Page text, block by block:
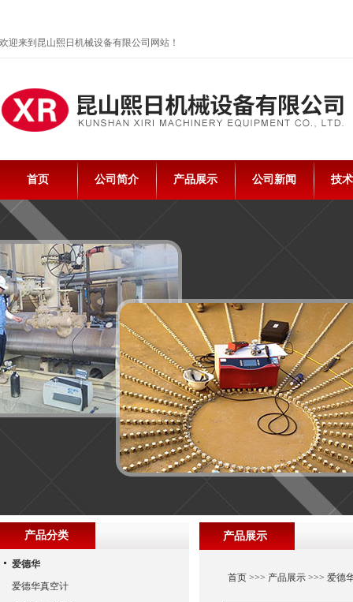
欢迎来到昆山熙日机械设备有限公司网站！
首页 公司简介 产品展示 公司新闻 技
产品展示
首页>>> 产品展示>>> 爱德
产品分类
爱德华
爱德华真空计